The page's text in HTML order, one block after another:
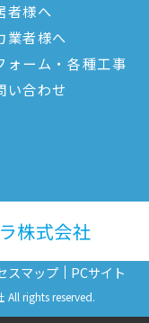
者様へ
業者様へ
ォーム・各種工事
い合わせ
スマップ PCサイト
All rights reserved.